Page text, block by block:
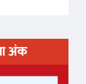
अंक